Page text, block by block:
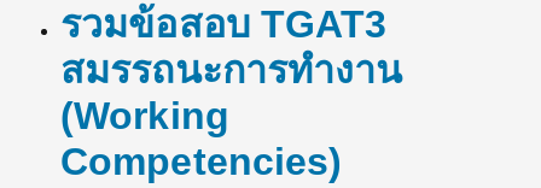
รวมข้อสอบ TGAT3
สมรรถนะการทำงาน
(Working
Competencies)